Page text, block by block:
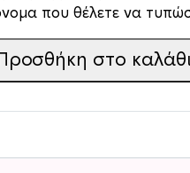
που θέλετε να
στο